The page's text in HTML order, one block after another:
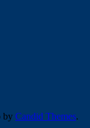
by Candid Themes.